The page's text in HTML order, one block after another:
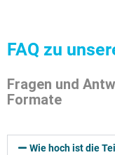
FAQ zu
Fragen und
Formate
Wie hoch ist die